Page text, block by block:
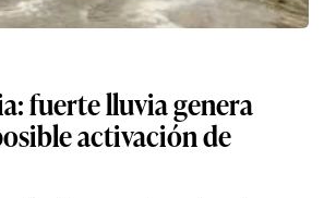
fuerte lluvia genera
activación de